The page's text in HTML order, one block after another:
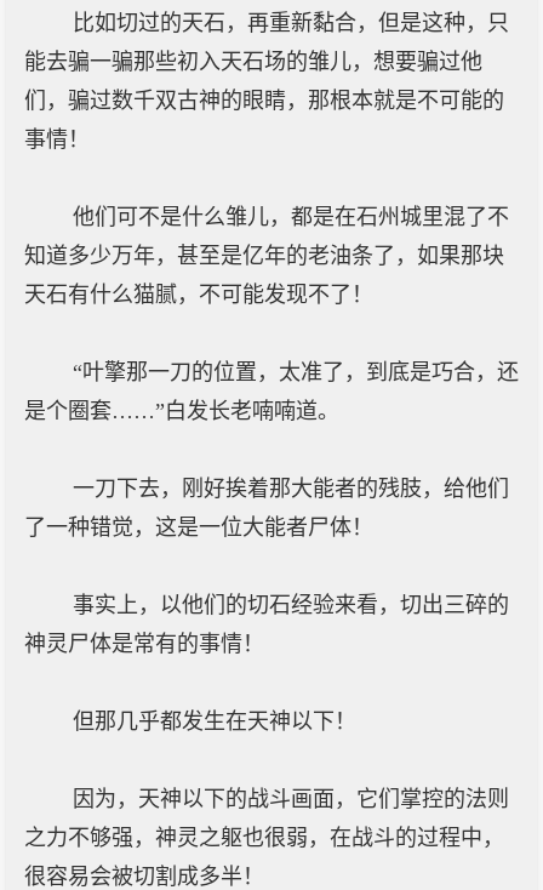
比如切过的天石，再重新黏合，但是这种，只
能去骗一骗那些初入天石场的雏儿，想要骗过他
们，骗过数千双古神的眼睛，那根本就是不可能的
事情！
他们可不是什么雏儿，都是在石州城里混了不
知道多少万年，甚至是亿年的老油条了，如果那块
天石有什么猫腻，不可能发现不了！
“叶擎那一刀的位置，太准了，到底是巧合，还
是个圈套……”白发长老喃喃道。
一刀下去，刚好挨着那大能者的残肢，给他们
了一种错觉，这是一位大能者尸体！
事实上，以他们的切石经验来看，切出三碎的
神灵尸体是常有的事情！
但那几乎都发生在天神以下！
因为，天神以下的战斗画面，它们掌控的法则
之力不够强，神灵之躯也很弱，在战斗的过程中，
很容易会被切割成多半！